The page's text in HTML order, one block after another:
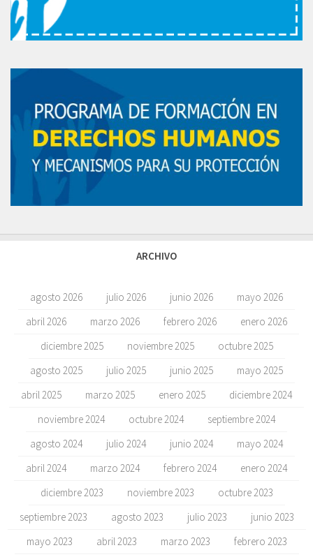
ARCHIVO
agosto 2026 julio 2026 junio 2026
mayo 2026
abril 2026
marzo 2026 febrero 2026
enero 2026
diciembre 2025
noviembre 2025
octubre 2025
agosto 2025
julio 2025 junio 2025
mayo 2025
abril 2025
marzo 2025 enero 2025
diciembre 2024
noviembre 2024
octubre 2024
septiembre 2024
agosto 2024
julio 2024 junio 2024
mayo 2024
abril 2024
marzo 2024 febrero 2024
enero 2024
diciembre 2023
noviembre 2023
octubre 2023
septiembre 2023
agosto 2023 julio 2023
junio 2023
mayo 2023
abril 2023 marzo 2023
febrero 2023